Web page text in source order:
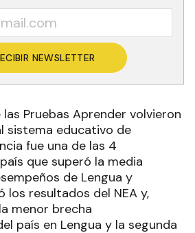
NEWSLETTER
Pruebas Aprender volvieron
sistema educativo de
fue una de las 4
que superó la media
de Lengua y
los resultados del NEA y,
menor brecha
país en Lengua y la segunda